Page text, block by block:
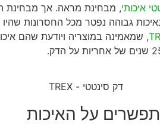
איכותי, מבחינת מראה. אך מבחינת
גבוהה נפטר מכל החסרונות
, שמאמינה במוצריה ויודעת שהם